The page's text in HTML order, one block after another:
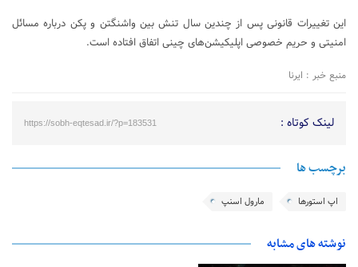
این تغییرات قانونی پس از چندین سال تنش بین واشنگتن و پکن درباره مسائل
امنیتی و حریم خصوصی اپلیکیشن‌های چینی اتفاق افتاده است.
منبع خبر : ایرنا
لینک کوتاه : https://sobh-eqtesad.ir/?p=183531
برچسب ها
اپ استورها مارول اسنپ
نوشته های مشابه